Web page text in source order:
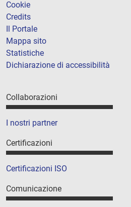
Cookie
Credits
Il Portale
Mappa sito
Statistiche
Dichiarazione di accessibilità
Collaborazioni
I nostri partner
Certificazioni
Certificazioni ISO
Comunicazione